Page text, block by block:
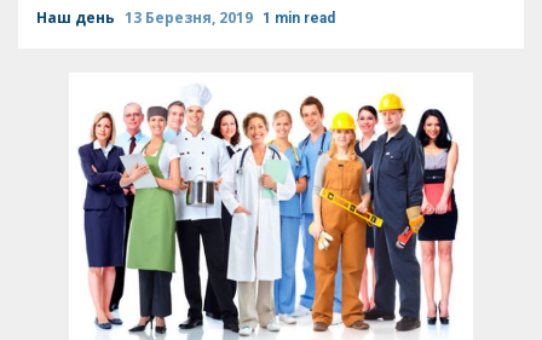
Наш день 13 Березня, 2019 1 min read